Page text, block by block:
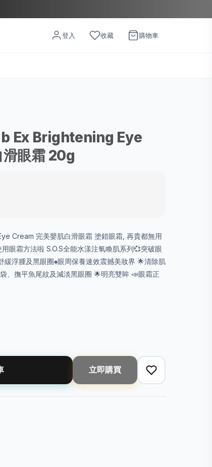
登入 收藏 購物車
Ex Brightening Eye
眼霜 20g
Cream 完美嬰肌白滑眼霜 塗錯眼霜, 再貴都無用
眼霜方法啦 S.O.S全能水漾注氧喚肌系列💞突破眼
緩浮腫及黑眼圈♠️眼周保養速效震撼美妝界 🌟清除肌
、撫平魚尾紋及減淡黑眼圈 🌟明亮雙眸 📣眼霜正
立即購買